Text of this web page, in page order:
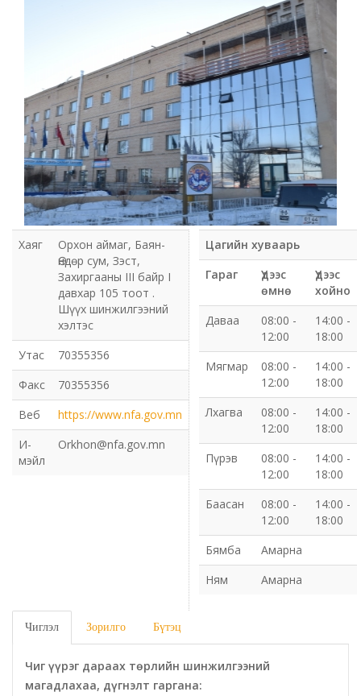
Мэдээлэл шуурхай удирдлагын төв
Нийтийн номын сан
Эрдэнэт Булганы цахилгаан түгээх сүлжээ ТӨХК
Эрдэнэт ус, дулаан түгээх сүлжээ ОНӨХК
Бүсийн оношлогоо эмчилгээний төв
Хот тохижуулах газар
Орхон аймаг Шуудан үйлчилгээний газар
Биеийн тамир, спортын газар
Газрын харилцаа барилга хот байгуулалтын газар
Нийгмийн даатгалын газар
Орон нутгийн Өмчийн газар
Орхон аймаг дахь Гаалийн газар
Орхон аймгийн Байгаль орчны газар
Санхүүгийн хяналт, дотоод аудитын газар
Стандарт, хэмжил зүйн хэлтэс
Хаяг
Орхон аймаг, Баян-
Өндөр сум, Зэст,
Захиргааны III байр I
давхар 105 тоот .
Шүүх шинжилгээний
хэлтэс
Утас
70355356
Факс
70355356
Веб
https://www.nfa.gov.mn
И-
мэйл
Orkhon@nfa.gov.mn
Цагийн хуваарь
Гараг
Үдээс
өмнө
Үдээс
хойно
Даваа
08:00 -
12:00
14:00 -
18:00
Мягмар
08:00 -
12:00
14:00 -
18:00
Лхагва
08:00 -
12:00
14:00 -
18:00
Пүрэв
08:00 -
12:00
14:00 -
18:00
Баасан
08:00 -
12:00
14:00 -
18:00
Бямба
Амарна
Ням
Амарна
Чиглэл Зорилго Бүтэц
Чиг үүрэг дараах төрлийн шинжилгээний
магадлахаа, дүгнэлт гаргана: